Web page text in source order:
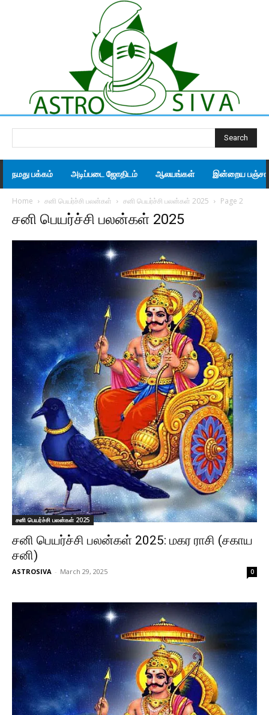
Search
நமது பக்கம் அடிப்படை ஜோதிடம் ஆலயங்கள் இன்றைய
Home சனி பெயர்ச்சி பலன்கள் சனி பெயர்ச்சி பலன்கள் 2025 Page 2
சனி பெயர்ச்சி பலன்கள் 2025
சனி பெயர்ச்சி பலன்கள் 2025
சனி பெயர்ச்சி பலன்கள் 2025: மகர ராசி (சகாய
சனி)
ASTROSIVA - March 29, 2025 0